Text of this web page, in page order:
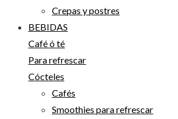
Crepas y postres
BEBIDAS
Café ó té
Para refrescar
Cócteles
Cafés
Smoothies para refrescar